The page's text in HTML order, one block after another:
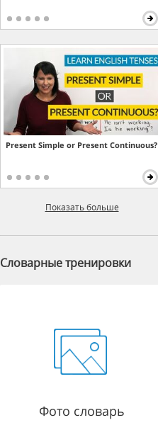
Present Simple or Present Continuous?
Показать больше
Словарные тренировки
Фото словарь